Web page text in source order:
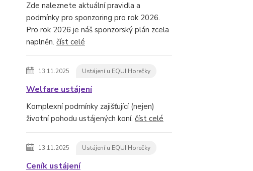
Zde naleznete aktuální pravidla a
podmínky pro sponzoring pro rok 2026.
Pro rok 2026 je náš sponzorský plán zcela
naplněn. číst celé
13.11.2025 Ustájení u EQUI Horečky
Welfare ustájení
Komplexní podmínky zajišťující (nejen)
životní pohodu ustájených koní. číst celé
13.11.2025 Ustájení u EQUI Horečky
Ceník ustájení